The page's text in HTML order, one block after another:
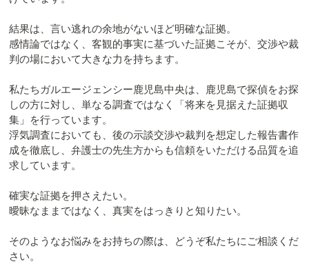
結果は、言い逃れの余地がないほど明確な証拠。
感情論ではなく、客観的事実に基づいた証拠こそが、交渉や裁
判の場において大きな力を持ちます。
私たちガルエージェンシー鹿児島中央は、鹿児島で探偵をお探
しの方に対し、単なる調査ではなく「将来を見据えた証拠収
集」を行っています。
浮気調査においても、後の示談交渉や裁判を想定した報告書作
成を徹底し、弁護士の先生方からも信頼をいただける品質を追
求しています。
確実な証拠を押さえたい。
曖昧なままではなく、真実をはっきりと知りたい。
そのようなお悩みをお持ちの際は、どうぞ私たちにご相談くだ
さい。